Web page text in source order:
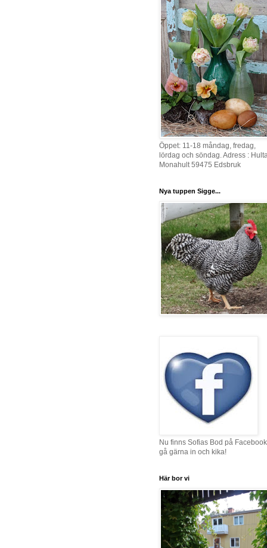
Öppet: 11-18 måndag, fredag,
lördag och söndag. Adress :
Monahult 59475 Edsbruk
Nya tuppen Sigge...
Nu finns Sofias Bod på
gå gärna in och kika!
Här bor vi